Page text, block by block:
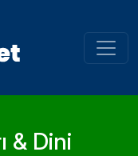
& Dini